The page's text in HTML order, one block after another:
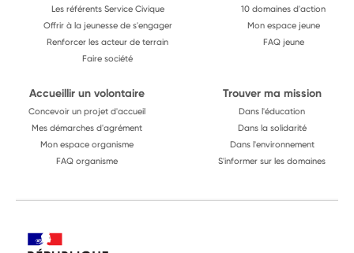
Les référents Service Civique
Offrir à la jeunesse de s'engager
Renforcer les acteur de terrain
Faire société
10 domaines d'action
Mon espace jeune
FAQ jeune
Accueillir un volontaire
Concevoir un projet d'accueil
Mes démarches d'agrément
Mon espace organisme
FAQ organisme
Trouver ma mission
Dans l'éducation
Dans la solidarité
Dans l'environnement
S'informer sur les domaines